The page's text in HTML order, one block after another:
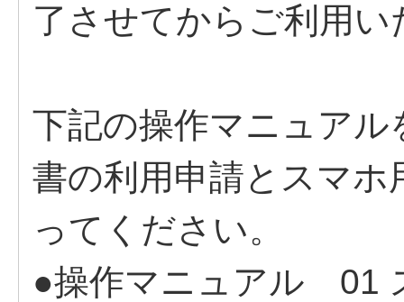
了させてからご利用
下記の操作マニュア
書の利用申請とスマホ
ってください。
●操作マニュアル 01